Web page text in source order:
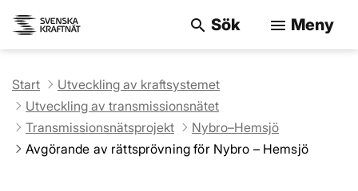
search Sök menu Meny
Start
Utveckling av kraftsystemet
Utveckling av transmissionsnätet
Transmissionsnätsprojekt
Nybro–Hemsjö
Avgörande av rättsprövning för Nybro – Hemsjö